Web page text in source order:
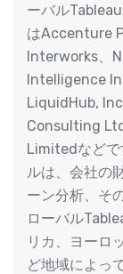
ーバル
はAccenture
Interworks、
Intelligence
LiquidHub,
Consulting
Limitedなどで
ルは、会社の
ーン分析、そ
ローバル
リカ、ヨーロ
ど地域によっ